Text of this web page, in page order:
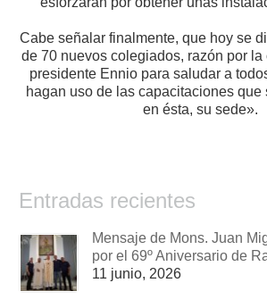
Cabe señalar finalmente, que hoy se
de 70 nuevos colegiados, razón por la
presidente Ennio para saludar a
hagan uso de las capacitaciones que
en ésta, su sede».
Entradas recientes
Mensaje de Mons. Juan
por el 69º Aniversario de
11 junio, 2026